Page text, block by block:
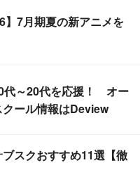
】7月期夏の新アニメを
代～20代を応援！ オー
ール情報はDeview
スクおすすめ11選【徹